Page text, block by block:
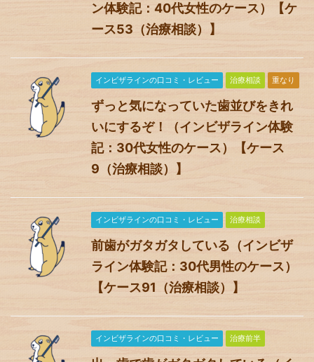
ン体験記：40代女性のケース）【ケ
ース53（治療相談）】
インビザラインの口コミ・レビュー 治療相談 重なり
ずっと気になっていた歯並びをきれ
いにするぞ！（インビザライン体験
記：30代女性のケース）【ケース
9（治療相談）】
インビザラインの口コミ・レビュー 治療相談
前歯がガタガタしている（インビザ
ライン体験記：30代男性のケース）
【ケース91（治療相談）】
インビザラインの口コミ・レビュー 治療前半